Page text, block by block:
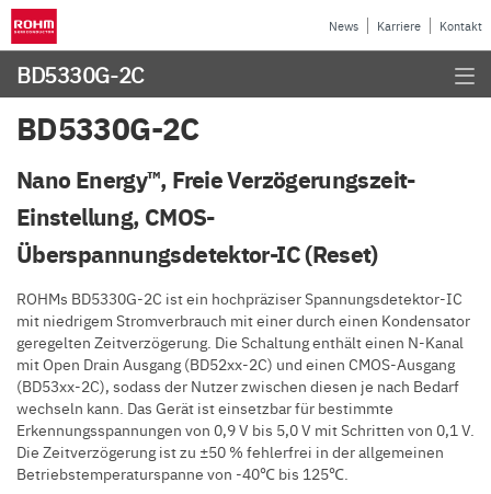
News Karriere Kontakt
BD5330G-2C
BD5330G-2C
Nano Energy™, Freie Verzögerungszeit-
Einstellung, CMOS-
Überspannungsdetektor-IC (Reset)
ROHMs BD5330G-2C ist ein hochpräziser Spannungsdetektor-IC
mit niedrigem Stromverbrauch mit einer durch einen Kondensator
geregelten Zeitverzögerung. Die Schaltung enthält einen N-Kanal
mit Open Drain Ausgang (BD52xx-2C) und einen CMOS-Ausgang
(BD53xx-2C), sodass der Nutzer zwischen diesen je nach Bedarf
wechseln kann. Das Gerät ist einsetzbar für bestimmte
Erkennungsspannungen von 0,9 V bis 5,0 V mit Schritten von 0,1 V.
Die Zeitverzögerung ist zu ±50 % fehlerfrei in der allgemeinen
Betriebstemperaturspanne von -40℃ bis 125℃.